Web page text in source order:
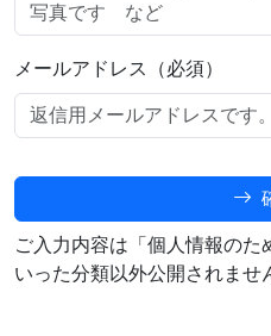
メールアドレス（必須）
ご入力内容は「個人情報のた
いった分類以外公開されませ